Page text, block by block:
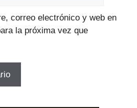
correo electrónico y web en
la próxima vez que